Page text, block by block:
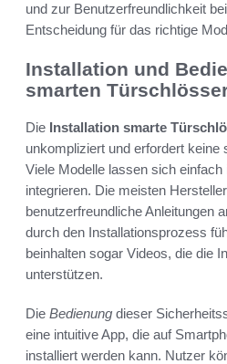
und zur Benutzerfreundlichkeit
Entscheidung für das richtige
Installation und
smarten
Die Installation smarte
unkompliziert und erfordert keine
Viele Modelle lassen sich
integrieren. Die meisten
benutzerfreundliche Anleitungen
durch den Installationsprozess
beinhalten sogar Videos, die die
unterstützen.
Die Bedienung dieser
eine intuitive App, die auf
installiert werden kann. Nutzer